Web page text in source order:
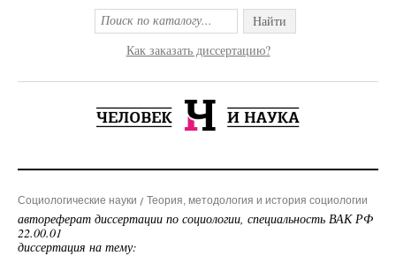
Найти
Как заказать диссертацию?
Социологические науки Теория, методология и история социологии
автореферат диссертации по социологии, специальность ВАК РФ
22.00.01
диссертация на тему: